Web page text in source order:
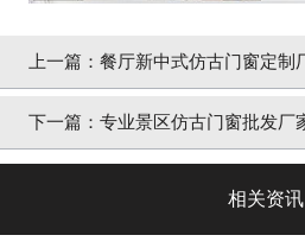
上一篇： 餐厅新中式仿古门窗定制
墅阳光]
下一篇： 专业景区仿古门窗批发厂
相关资讯